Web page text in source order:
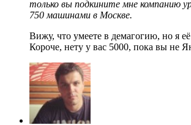
только вы подкините мне компанию
750 машинами в Москве.
Вижу, что умеете в демагогию, но я
Короче, нету у вас 5000, пока вы не